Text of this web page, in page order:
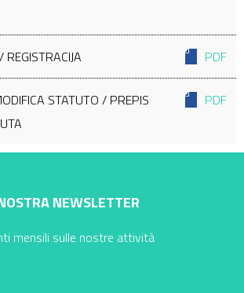
PDF
STATUTO / PREPIS
PDF
NEWSLETTER
mensili sulle nostre attività